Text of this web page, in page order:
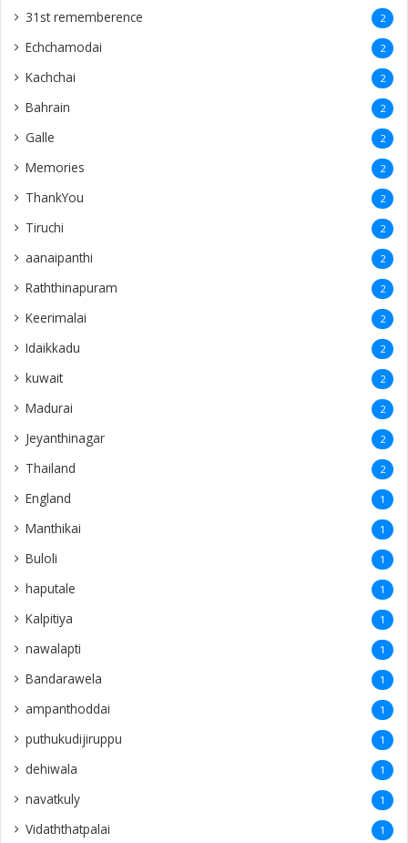
31st rememberence 2
Echchamodai 2
Kachchai 2
Bahrain 2
Galle 2
Memories 2
ThankYou 2
Tiruchi 2
aanaipanthi 2
Raththinapuram 2
Keerimalai 2
Idaikkadu 2
kuwait 2
Madurai 2
Jeyanthinagar 2
Thailand 2
England 1
Manthikai 1
Buloli 1
haputale 1
Kalpitiya 1
nawalapti 1
Bandarawela 1
ampanthoddai 1
puthukudijiruppu 1
dehiwala 1
navatkuly 1
Vidaththatpalai 1